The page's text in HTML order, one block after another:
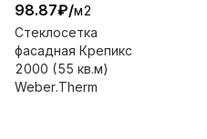
98.87₽/м2
Стеклосетка
фасадная Крепикс
2000 (55 кв.м)
Weber.Therm